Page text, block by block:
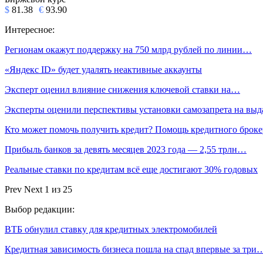
$ 81.38 € 93.90
Интересное:
Регионам окажут поддержку на 750 млрд рублей по линии…
«Яндекс ID» будет удалять неактивные аккаунты
Эксперт оценил влияние снижения ключевой ставки на…
Эксперты оценили перспективы установки самозапрета на
Кто может помочь получить кредит? Помощь кредитного
Прибыль банков за девять месяцев 2023 года — 2,55 трлн…
Реальные ставки по кредитам всё еще достигают 30% годовых
Prev Next 1 из 25
Выбор редакции:
ВТБ обнулил ставку для кредитных электромобилей
Кредитная зависимость бизнеса пошла на спад впервые за